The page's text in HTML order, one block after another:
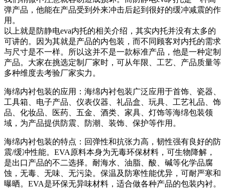
弹产品，他能在产品受到外来冲击后起到很好的缓冲减震的作
用。
以上就是防静电eva内托的相关介绍，其实内托并没有太多的
可讲的。因为其就是产品的内包装，而不同顾客对内托的需求
与尺寸是不一样。所以这并不是一款标准产品，他是一种定制
产品。大家在挑选定制厂家时，可从年限、工艺、产品质量等
多种维度去考验厂家实力。
海绵内衬包装的应用：海绵内衬包装广泛应用于首饰、瓷器、
工具箱、电子产品、仪表仪器、礼品盒、玩具、工艺礼品、饰
品、化妆品、医药、五金、酒类、家具、灯饰等海绵包装领
域，为产品提供防震、防潮、装饰、保护等作用。
海绵内衬包装的特点：回弹性和抗张力高，韧性强有良好的防
震/缓冲性能。EVA原料本身为无毒环保材料，可生物降解，
是出口产品的不二选择。耐海水、油脂、酸、碱等化学品腐
蚀，无毒、无味、无污染。保温及防寒性能优异，可耐严寒和
曝晒。EVA是环保无异味材料，适合做各种产品的包装内衬。